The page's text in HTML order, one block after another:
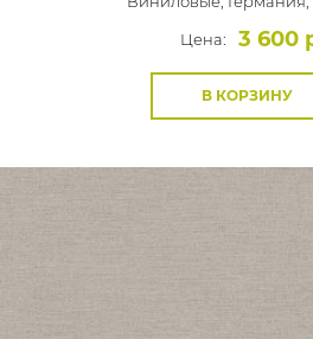
Цена:
3 600
В КОРЗИНУ